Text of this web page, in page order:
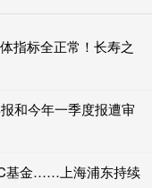
指标全正常！长寿之
和今年一季度报遭审
基金……上海浦东持续